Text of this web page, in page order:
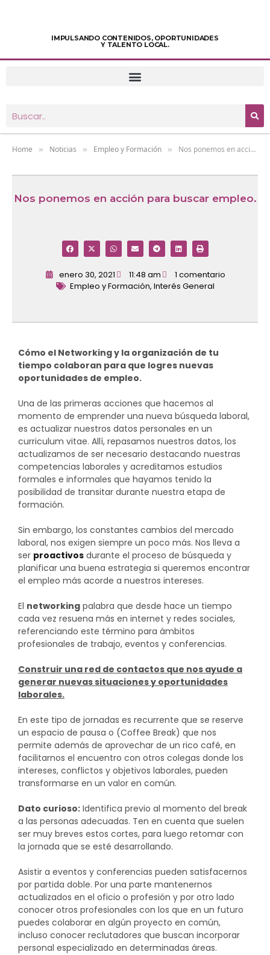
IMPULSANDO CONTENIDOS, OPORTUNIDADES
Y TALENTO LOCAL.
Home » Noticias » Empleo y Formación » Nos ponemos en acción para buscar empleo.
Nos ponemos en acción para buscar empleo.
enero 30, 2021 11:48 am
1 comentario
Empleo y Formación, Interés General
Cómo el Networking y la organización de tu
tiempo colaboran para que logres nuevas
oportunidades de empleo.
Una de las primeras acciones que hacemos al
momento de emprender una nueva búsqueda laboral,
es actualizar nuestros datos personales en un
curriculum vitae. Allí, repasamos nuestros datos, los
actualizamos de ser necesario destacando nuestras
competencias laborales y acreditamos estudios
formales e informales que hayamos tenido la
posibilidad de transitar durante nuestra etapa de
formación.
Sin embargo, los constantes cambios del mercado
laboral, nos exigen siempre un poco más. Nos lleva a
ser proactivos durante el proceso de búsqueda y
planificar una buena estrategia si queremos encontrar
el empleo más acorde a nuestros intereses.
El networking palabra que desde hace un tiempo
cada vez resuena más en internet y redes sociales,
referenciando este término para ámbitos
profesionales de trabajo, eventos y conferencias.
Construir una red de contactos que nos ayude a
generar nuevas situaciones y oportunidades
laborales.
En este tipo de jornadas es recurrente que se reserve
un espacio de pausa o (Coffee Break) que nos
permite además de aprovechar de un rico café, en
facilitarnos el encuentro con otros colegas donde los
intereses, conflictos y objetivos laborales, pueden
transformarse en un valor en común.
Dato curioso: Identifica previo al momento del break
a las personas adecuadas. Ten en cuenta que suelen
ser muy breves estos cortes, para luego retomar con
la jornada que se esté desarrollando.
Asistir a eventos y conferencias pueden satisfacernos
por partida doble. Por una parte mantenernos
actualizados en el oficio o profesión y por otro lado
conocer otros profesionales con los que en un futuro
puedes colaborar en algún proyecto en común,
incluso conocer reclutadores que buscan incorporar
personal especializado en determinadas áreas.